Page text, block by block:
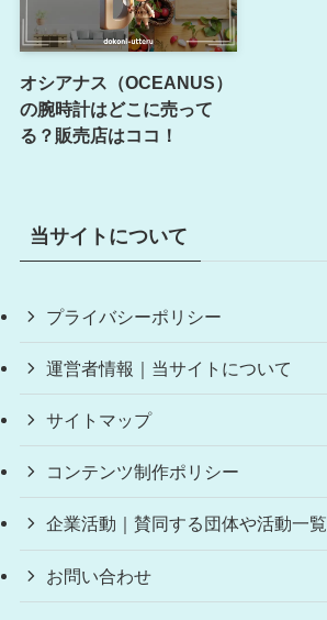
オシアナス（OCEANUS）
の腕時計はどこに売って
る？販売店はココ！
当サイトについて
プライバシーポリシー
運営者情報｜当サイトについて
サイトマップ
コンテンツ制作ポリシー
企業活動｜賛同する団体や活動一覧
お問い合わせ